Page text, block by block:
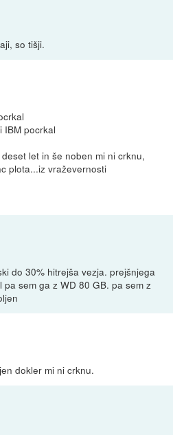
so tišji.
IBM pocrkal
let in še noben mi ni crknu,
plota...iz vraževernosti
do 30% hitrejša vezja. prejšnjega
pa sem ga z WD 80 GB. pa sem z
dokler mi ni crknu.